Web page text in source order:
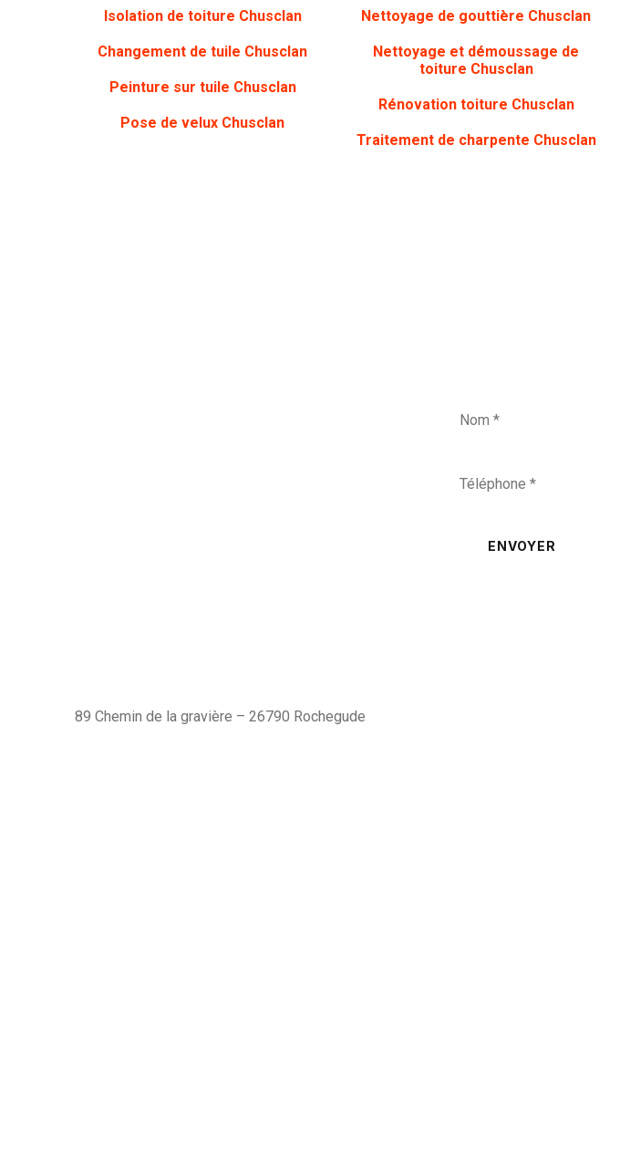
Isolation de toiture Chusclan
Changement de tuile Chusclan
Peinture sur tuile Chusclan
Pose de velux Chusclan
Nettoyage de gouttière Chusclan
Nettoyage et démoussage de
toiture Chusclan
Rénovation toiture Chusclan
Traitement de charpente Chusclan
ENVOYER
89 Chemin de la gravière – 26790 Rochegude